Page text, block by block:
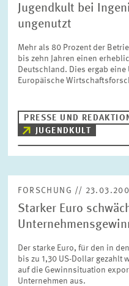
Jugendkult bei
ungenutzt
Mehr als 80 Prozent der
bis zehn Jahren einen
Deutschland. Dies ergab
Europäische
PRESSE UND REDAKTION
JUGENDKULT
FORSCHUNG //
Starker Euro
Der starke Euro, für den in
bis zu 1,30 US-Dollar gezahlt
auf die Gewinnsituation
Unternehmen aus.